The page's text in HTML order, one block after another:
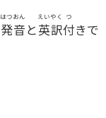
発音
はつおん
と英訳
えいやく
付
つ
きで